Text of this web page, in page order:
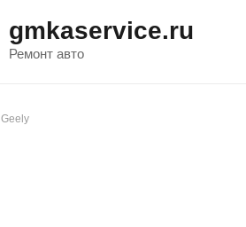
gmkaservice.ru
Ремонт авто
Geely